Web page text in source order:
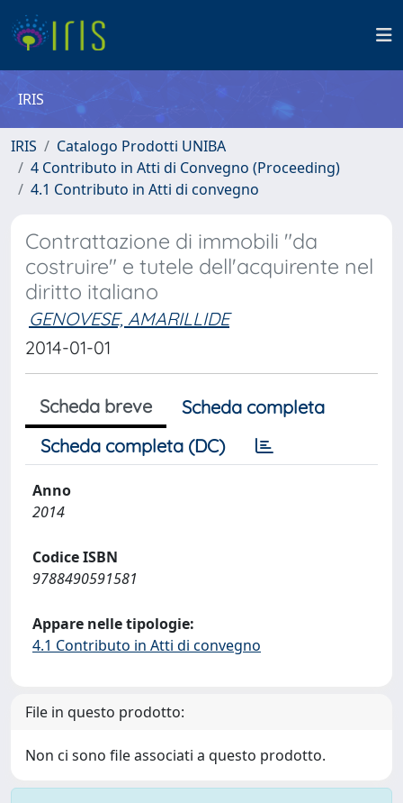
IRIS
IRIS
Catalogo Prodotti UNIBA
4 Contributo in Atti di Convegno (Proceeding)
4.1 Contributo in Atti di convegno
Contrattazione di immobili "da
costruire" e tutele dell'acquirente nel
diritto italiano
GENOVESE, AMARILLIDE
2014-01-01
Scheda breve
Scheda completa
Scheda completa (DC)
Anno
2014
Codice ISBN
9788490591581
Appare nelle tipologie:
4.1 Contributo in Atti di convegno
File in questo prodotto:
Non ci sono file associati a questo prodotto.